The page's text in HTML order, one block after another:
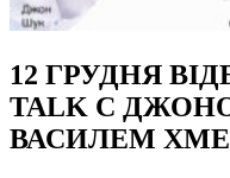
12 ГРУДНЯ
TALK С
ВАСИЛЕМ